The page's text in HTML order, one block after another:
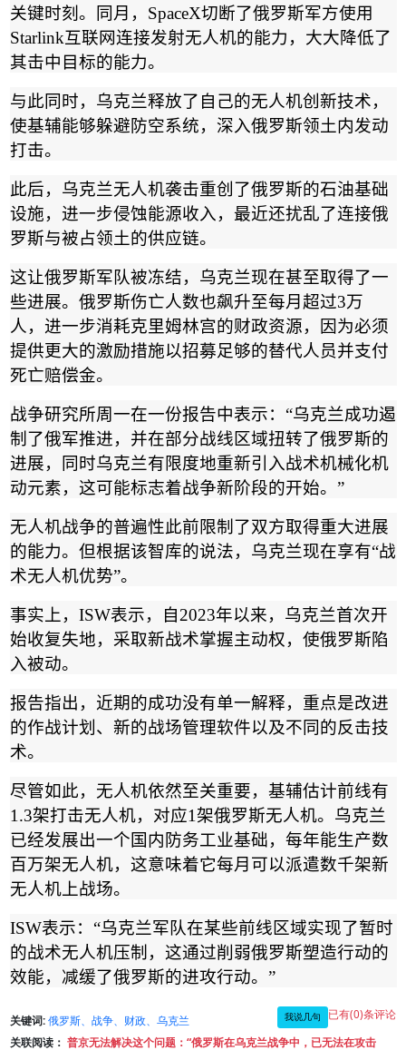
关键时刻。同月， SpaceX切断了俄罗斯军方使用
Starlink互联网连接发射无人机的能力，大大降低了
其击中目标的能力。
与此同时，乌克兰释放了自己的无人机创新技术，
使基辅能够躲避防空系统，深入俄罗斯领土内发动
打击。
此后，乌克兰无人机袭击重创了俄罗斯的石油基础
设施，进一步侵蚀能源收入，最近还扰乱了连接俄
罗斯与被占领土的供应链。
这让俄罗斯军队被冻结，乌克兰现在甚至取得了一
些进展。俄罗斯伤亡人数也飙升至每月超过3万
人，进一步消耗克里姆林宫的财政资源，因为必须
提供更大的激励措施以招募足够的替代人员并支付
死亡赔偿金。
战争研究所周一在一份报告中表示： “乌克兰成功遏
制了俄军推进，并在部分战线区域扭转了俄罗斯的
进展，同时乌克兰有限度地重新引入战术机械化机
动元素，这可能标志着战争新阶段的开始。 ”
无人机战争的普遍性此前限制了双方取得重大进展
的能力。但根据该智库的说法，乌克兰现在享有“战
术无人机优势”。
事实上， ISW表示，自2023年以来，乌克兰首次开
始收复失地，采取新战术掌握主动权，使俄罗斯陷
入被动。
报告指出，近期的成功没有单一解释，重点是改进
的作战计划、新的战场管理软件以及不同的反击技
术。
尽管如此，无人机依然至关重要，基辅估计前线有
1.3架打击无人机，对应1架俄罗斯无人机。乌克兰
已经发展出一个国内防务工业基础，每年能生产数
百万架无人机，这意味着它每月可以派遣数千架新
无人机上战场。
ISW表示： “乌克兰军队在某些前线区域实现了暂时
的战术无人机压制，这通过削弱俄罗斯塑造行动的
效能，减缓了俄罗斯的进攻行动。 ”
关键词: 俄罗斯、战争、财政、乌克兰 我说几句 已有(0)条评论
关联阅读： 普京无法解决这个问题：“俄罗斯在乌克兰战争中，已无法在攻击